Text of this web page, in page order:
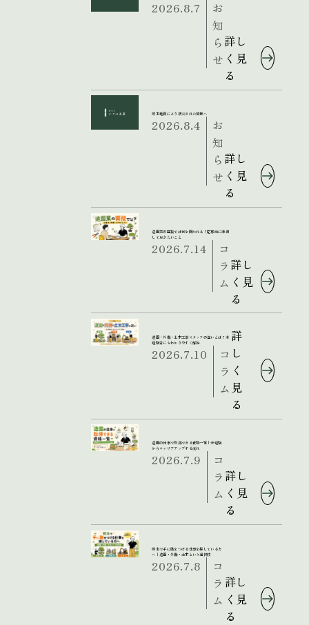
2026.8.7
お
知
ら
せ
詳し
く見
る
熊本地震により被災された皆様へ
2026.8.4
お
知
ら
せ
詳し
く見
る
造園業の面接では何を聞かれる？応募前に準備
しておきたいこと
2026.7.14
コ
ラ
ム
詳し
く見
る
造園・外構・土木工事スタッフの違いとは？未
経験者にもわかりやすく解説
2026.7.10
コ
ラ
ム
詳
し
く
見
る
造園の仕事で取得できる資格一覧｜未経験
からキャリアアップする流れ
2026.7.9
コ
ラ
ム
詳し
く見
る
熊本で手に職をつける仕事を探している方
へ｜造園・外構・土木という選択肢
2026.7.8
コ
ラ
ム
詳し
く見
る